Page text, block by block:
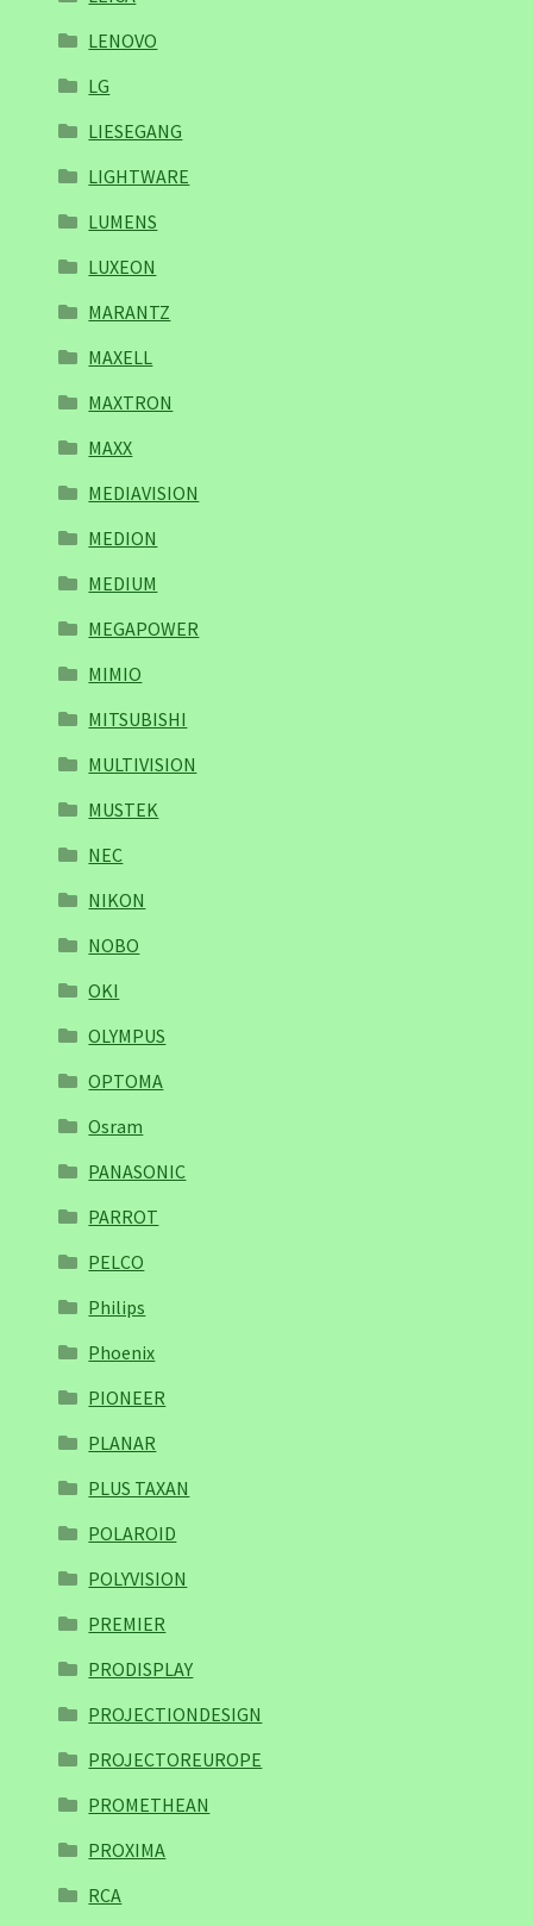
LENOVO
LG
LIESEGANG
LIGHTWARE
LUMENS
LUXEON
MARANTZ
MAXELL
MAXTRON
MAXX
MEDIAVISION
MEDION
MEDIUM
MEGAPOWER
MIMIO
MITSUBISHI
MULTIVISION
MUSTEK
NEC
NIKON
NOBO
OKI
OLYMPUS
OPTOMA
Osram
PANASONIC
PARROT
PELCO
Philips
Phoenix
PIONEER
PLANAR
PLUS TAXAN
POLAROID
POLYVISION
PREMIER
PRODISPLAY
PROJECTIONDESIGN
PROJECTOREUROPE
PROMETHEAN
PROXIMA
RCA